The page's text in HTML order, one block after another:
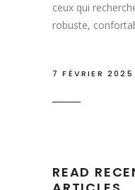
ceux qui
robuste,
7 FÉVRIER 2025
READ